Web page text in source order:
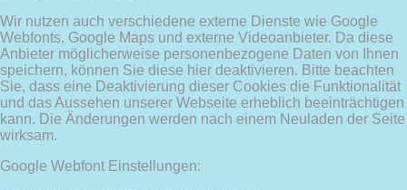
Wir nutzen auch verschiedene externe Dienste wie Google
Webfonts, Google Maps und externe Videoanbieter. Da diese
Anbieter möglicherweise personenbezogene Daten von Ihnen
speichern, können Sie diese hier deaktivieren. Bitte beachten
Sie, dass eine Deaktivierung dieser Cookies die Funktionalität
und das Aussehen unserer Webseite erheblich beeinträchtigen
kann. Die Änderungen werden nach einem Neuladen der Seite
wirksam.
Google Webfont Einstellungen: